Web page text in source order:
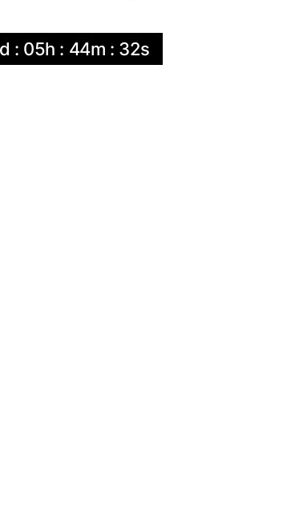
: 05h : 44m : 31s